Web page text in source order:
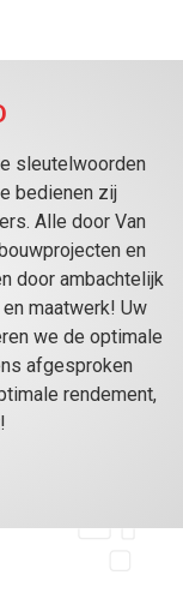
sleutelwoorden
bedienen zij
Alle door Van
en
door ambachtelijk
maatwerk! Uw
we de optimale
afgesproken
rendement,